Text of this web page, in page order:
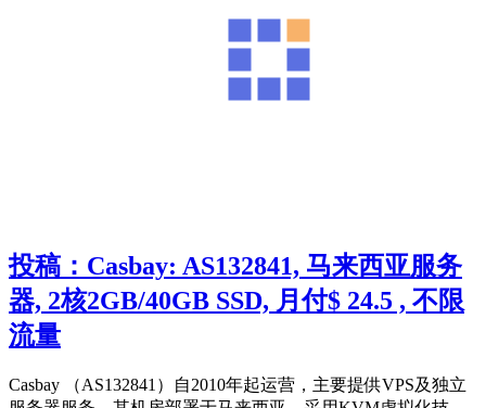
投稿：Casbay: AS132841, 马来西亚服务
器, 2核2GB/40GB SSD, 月付$ 24.5 , 不限
流量
Casbay （AS132841）自2010年起运营，主要提供VPS及独立